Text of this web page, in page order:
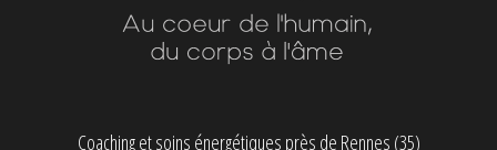
Coaching et soins énergétiques près de Rennes (35)